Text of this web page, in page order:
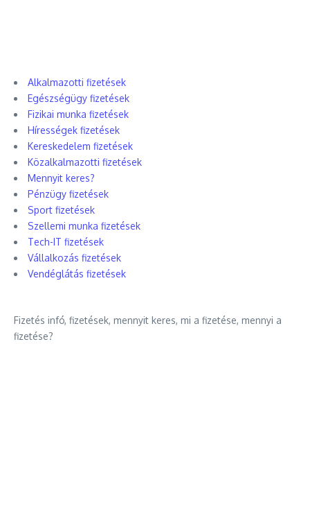
Alkalmazotti fizetések
Egészségügy fizetések
Fizikai munka fizetések
Hírességek fizetések
Kereskedelem fizetések
Közalkalmazotti fizetések
Mennyit keres?
Pénzügy fizetések
Sport fizetések
Szellemi munka fizetések
Tech-IT fizetések
Vállalkozás fizetések
Vendéglátás fizetések
Fizetés infó, fizetések, mennyit keres, mi a fizetése, mennyi a
fizetése?